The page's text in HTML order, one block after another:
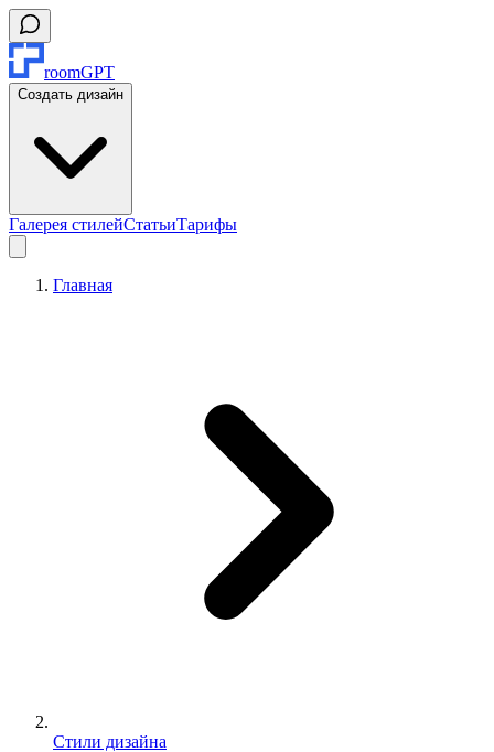
roomGPT
Создать дизайн
Галерея стилейСтатьиТарифы
Главная
Стили дизайна